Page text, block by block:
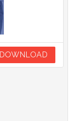
DOWNLOAD